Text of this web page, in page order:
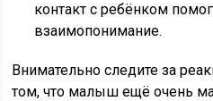
контакт с ребёнком
взаимопонимание.
Внимательно следите за
том, что малыш ещё очень